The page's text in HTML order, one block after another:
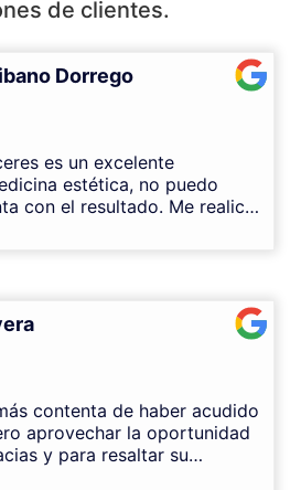
de clientes.
Dorrego
es un excelente
estética, no puedo
con el resultado. Me realicé
armonización con ácido
en medicina estética. Desde
me explicó todo con
dudas y el procedimiento
y completamente indoloro.
muy natural y
que buscaba. Sin duda lo
contenta de haber acudido
aprovechar la oportunidad
y para resaltar su
el tiempo necesario